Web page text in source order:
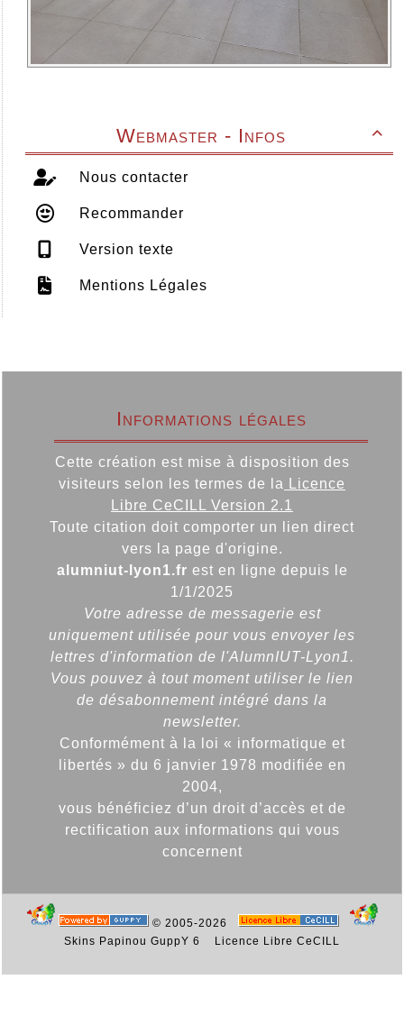

Webmaster - Infos
Nous contacter
Recommander
Version texte
Mentions Légales
Informations légales
Cette création est mise à disposition des
visiteurs selon les termes de la
Licence
Libre CeCILL Version 2.1
Toute citation doit comporter un lien direct
vers la page d'origine.
alumniut-lyon1.fr est en ligne depuis le
1/1/2025
Votre adresse de messagerie est
uniquement utilisée pour vous envoyer les
lettres d'information de l'AlumnIUT-Lyon1.
Vous pouvez à tout moment utiliser le lien
de désabonnement intégré dans la
newsletter.
Conformément à la loi « informatique et
libertés » du 6 janvier 1978 modifiée en
2004,
vous bénéficiez d’un droit d’accès et de
rectification aux informations qui vous
concernent
© 2005-2026
Skins Papinou GuppY 6
Licence Libre CeCILL